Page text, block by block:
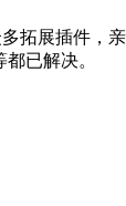
拓展插件，
已解决。